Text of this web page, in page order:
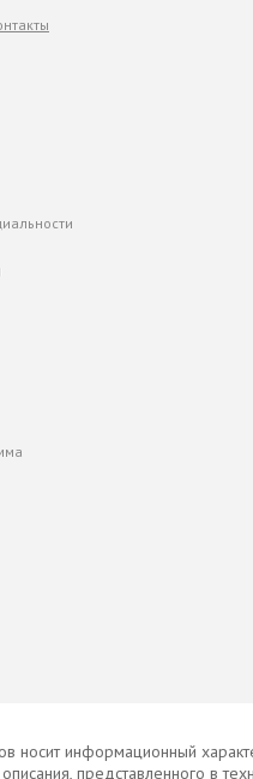
носит информационный
описания, представленного в